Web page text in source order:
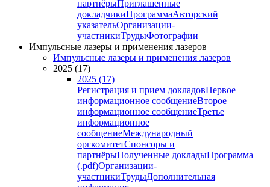
партнёрыПриглашенные
докладчикиПрограммаАвторский
указательОрганизации-
участникиТрудыФотографии
Импульсные лазеры и применения лазеров
Импульсные лазеры и применения лазеров
2025 (17)
2025 (17)
Регистрация и прием докладовПервое
информационное сообщениеВторое
информационное сообщениеТретье
информационное
сообщениеМеждународный
оргкомитетСпонсоры и
партнёрыПолученные докладыПрограмма
(.pdf)Организации-
участникиТрудыДополнительная